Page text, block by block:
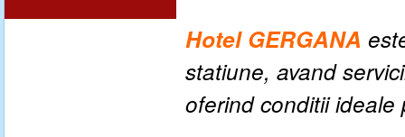
Hotel GERGANA
statiune, avand
oferind conditii